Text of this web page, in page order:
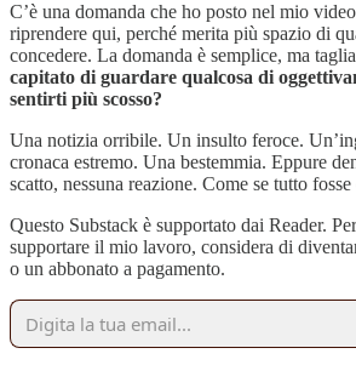
C’è una domanda che ho posto nel mio
riprendere qui, perché merita più spazio di
concedere. La domanda è semplice, ma
capitato di guardare qualcosa di
sentirti più scosso?
Una notizia orribile. Un insulto feroce.
cronaca estremo. Una bestemmia. Eppure
scatto, nessuna reazione. Come se tutto
Questo Substack è supportato dai Reader.
supportare il mio lavoro, considera di
o un abbonato a pagamento.